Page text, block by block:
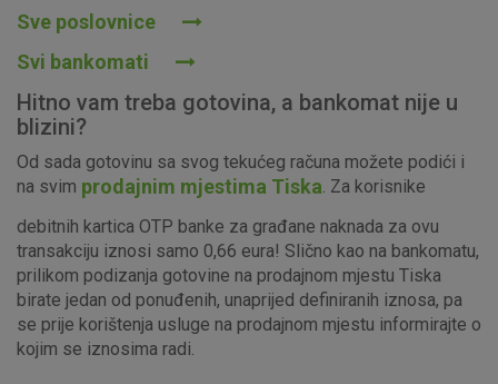
Sve poslovnice
Svi bankomati
Hitno vam treba gotovina, a bankomat nije u
blizini?
Od sada gotovinu sa svog tekućeg računa možete podići i
na svim prodajnim mjestima Tiska . Za korisnike
debitnih kartica OTP banke za građane naknada za ovu
transakciju iznosi samo 0,66 eura! Slično kao na bankomatu,
prilikom podizanja gotovine na prodajnom mjestu Tiska
birate jedan od ponuđenih, unaprijed definiranih iznosa, pa
se prije korištenja usluge na prodajnom mjestu informirajte o
kojim se iznosima radi.
Ovi kolačići nužni su za funkcioniranje internetske stranice i
postavljaju kao odgovor na vaše radnje koje uključuju zahtjev
za uslugama, kao što su postavke kolačića. Svoj preglednik
o njima, ali u tom slučaju neki dijelovi stranice neće raditi. Ti
kolačići ne pohranjuju nikakve informacije koje bi vas mogle
identificirati.
Detaljnije informacije o kolačićima